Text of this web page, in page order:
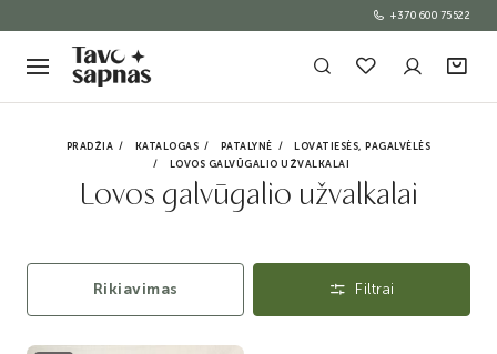
+370 600 75522
PRADŽIA KATALOGAS PATALYNĖ
LOVATIESĖS, PAGALVĖLĖS
LOVOS GALVŪGALIO UŽVALKALAI
Lovos galvūgalio užvalkalai
Rikiavimas Filtrai